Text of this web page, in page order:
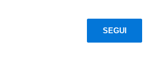
SEGUI